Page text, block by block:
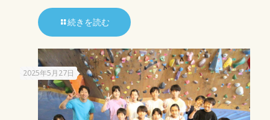
続きを読む
2025年5月27日